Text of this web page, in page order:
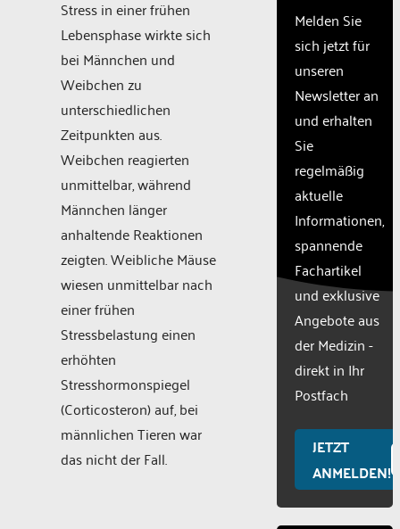
Stress in einer frühen
Lebensphase wirkte sich
bei Männchen und
Weibchen zu
unterschiedlichen
Zeitpunkten aus.
Weibchen reagierten
unmittelbar, während
Männchen länger
anhaltende Reaktionen
zeigten. Weibliche Mäuse
wiesen unmittelbar nach
einer frühen
Stressbelastung einen
erhöhten
Stresshormonspiegel
(Corticosteron) auf, bei
männlichen Tieren war
das nicht der Fall.
setup the
site with
to add
this
content
technologies
used.
by
Consent
Platform
Melden Sie
sich jetzt für
unseren
Newsletter an
und erhalten
Sie
regelmäßig
aktuelle
Informationen,
spannende
Fachartikel
und exklusive
Angebote aus
der Medizin -
direkt in Ihr
Postfach
JETZT
ANMELDEN!